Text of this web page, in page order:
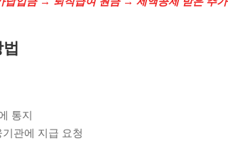
통지
관에 지급 요청